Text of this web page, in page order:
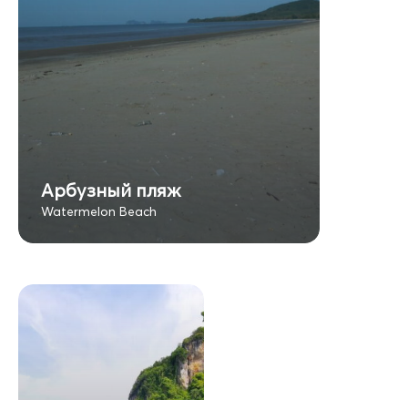
Арбузный пляж
Watermelon Beach